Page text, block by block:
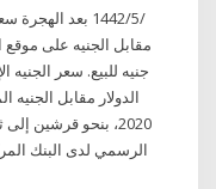
2020، بنحو قرشين